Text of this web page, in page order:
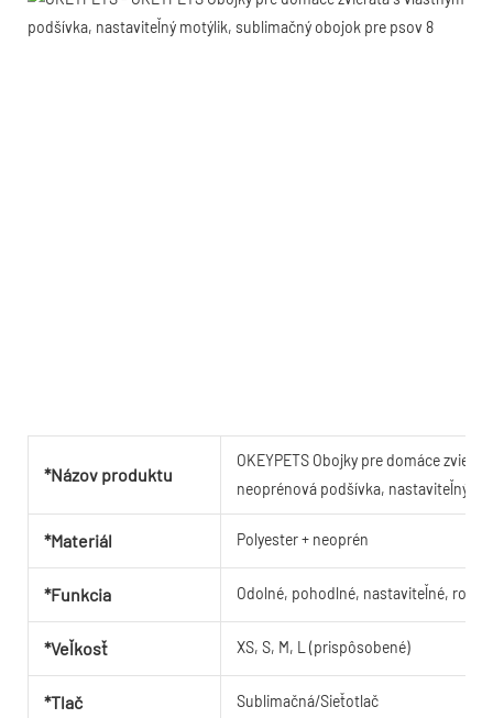
*Názov produktu
OKEYPETS Obojky pre domáce
neoprénová podšívka, nastaviteľný
*Materiál Polyester + neoprén
*Funkcia Odolné, pohodlné, nastaviteľné,
*Veľkosť XS, S, M, L (prispôsobené)
*Tlač Sublimačná/Sieťotlač